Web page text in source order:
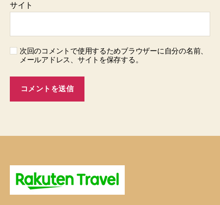
サイト
次回のコメントで使用するためブラウザーに自分の名前、
メールアドレス、サイトを保存する。